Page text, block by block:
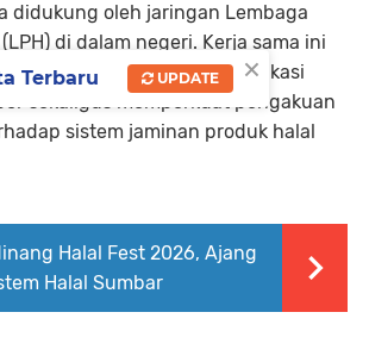
didukung oleh jaringan Lembaga
di dalam negeri. Kerja sama ini
memperlancar proses sertifikasi
sekaligus memperkuat pengakuan
sistem jaminan produk halal
Halal Fest 2026, Ajang
Halal Sumbar
×
Terbaru UPDATE